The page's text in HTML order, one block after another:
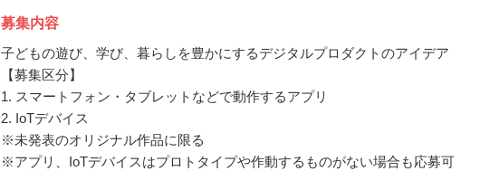
募集内容
子どもの遊び、学び、暮らしを豊かにするデジタルプロダクトのアイデア
【募集区分】
1. スマートフォン・タブレットなどで動作するアプリ
2. IoTデバイス
※未発表のオリジナル作品に限る
※アプリ、IoTデバイスはプロトタイプや作動するものがない場合も応募可